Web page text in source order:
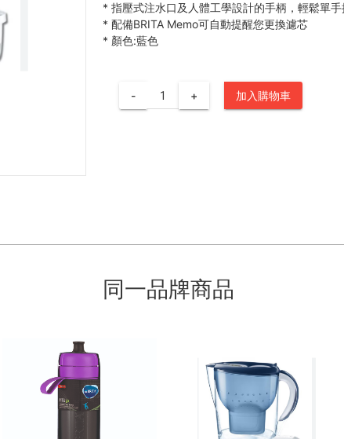
* 指壓式注水口及人體工學設計的手柄，輕鬆單
* 配備BRITA Memo可自動提醒您更換濾芯
* 顏色:藍色
- + 加入購物車
同一品牌商品